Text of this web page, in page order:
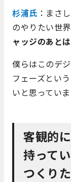
杉浦氏 ：まさ
のやりたい世
ャッジのあと
僕らはこのデ
フェーズとい
いと思っていま
客観的
持って
つくり